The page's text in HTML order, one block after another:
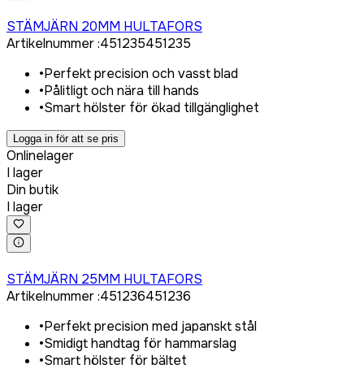
STÄMJÄRN 20MM HULTAFORS
Artikelnummer:451235451235
•Perfekt precision och vasst blad
•Pålitligt och nära till hands
•Smart hölster för ökad tillgänglighet
Logga in för att se pris
Onlinelager
I lager
Din butik
I lager
STÄMJÄRN 25MM HULTAFORS
Artikelnummer:451236451236
•Perfekt precision med japanskt stål
•Smidigt handtag för hammarslag
•Smart hölster för bältet